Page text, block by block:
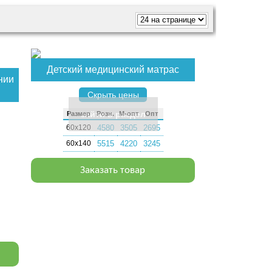
Детский медицинский матрас
зайти в раздел
Скрыть цены
Раз­мер Розн. М-опт Опт
60х120 4580 3505 2695
60х140 5515 4220 3245
Заказать товар